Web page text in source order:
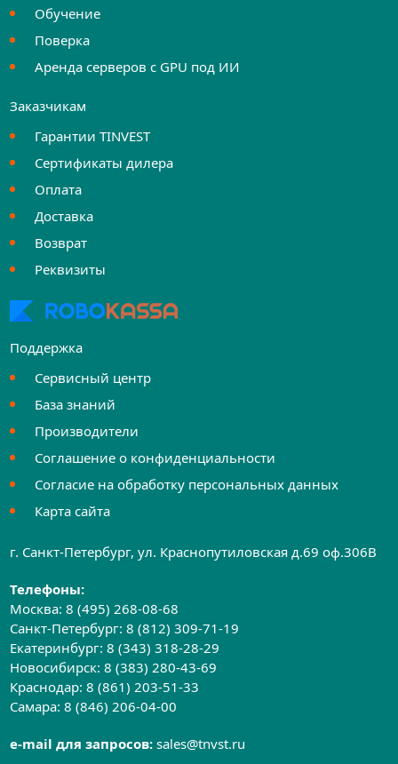
Обучение
Поверка
Аренда серверов с GPU под ИИ
Заказчикам
Гарантии TINVEST
Сертификаты дилера
Оплата
Доставка
Возврат
Реквизиты
Поддержка
Сервисный центр
База знаний
Производители
Соглашение о конфиденциальности
Согласие на обработку персональных данных
Карта сайта
г. Санкт-Петербург, ул. Краснопутиловская д.69 оф.306B
Телефоны:
Москва:8 (495) 268-08-68
Санкт-Петербург:8 (812) 309-71-19
Екатеринбург:8 (343) 318-28-29
Новосибирск:8 (383) 280-43-69
Краснодар:8 (861) 203-51-33
Самара:8 (846) 206-04-00
e-mail для запросов:sales@tnvst.ru